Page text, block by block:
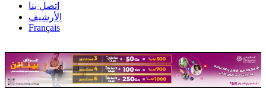
اتصل بنا
الأرشيف
Français